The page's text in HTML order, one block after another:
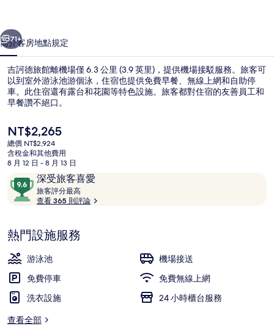
片
集
個 下一個
71+
簡介客房地點規定
吉訶德旅館離機場僅 6.3 公里 (3.9 英里)，提供機場接駁服務。旅客可
以到室外游泳池游個泳，住宿也提供免費早餐、無線上網和自助停
車。此住宿還有露台和花園等特色設施。旅客都對住宿的友善員工和
早餐讚不絕口。
目
前
的
價
是
NT$2,265
NT$2,265
總價 NT$2,924
含稅金和其他費用
8 月 12 日 - 8 月 13 日
評
論
深受旅客喜愛
9.6
分，
滿
10，
深
受
旅
客
喜
旅客評分最高
客
查看 365 則評論
熱門設施服務
游泳池
機場接送
免費停車
免費無線上網
洗衣設施
24 小時櫃台服務
查看全部